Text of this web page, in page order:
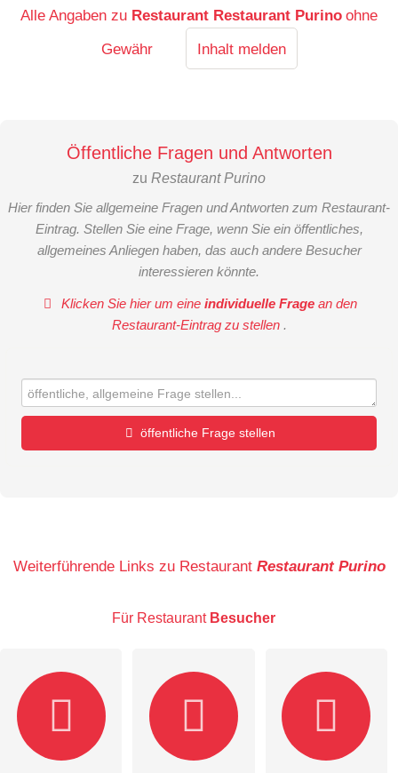
Alle Angaben zu Restaurant Restaurant Purino ohne
Gewähr
Inhalt melden
Öffentliche Fragen und Antworten
zu Restaurant Purino
Hier finden Sie allgemeine Fragen und Antworten zum Restaurant-
Eintrag. Stellen Sie eine Frage, wenn Sie ein öffentliches,
allgemeines Anliegen haben, das auch andere Besucher
interessieren könnte.
Klicken Sie hier um eineindividuelle Frage an den
Restaurant-Eintrag zu stellen .
öffentliche Frage stellen
E-Mail-Adresse (wird nicht veröffentlicht)
Weiterführende Links zu Restaurant Restaurant Purino
Für Restaurant Besucher